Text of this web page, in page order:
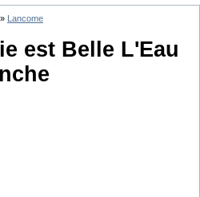
» Lancome
est Belle L'Eau